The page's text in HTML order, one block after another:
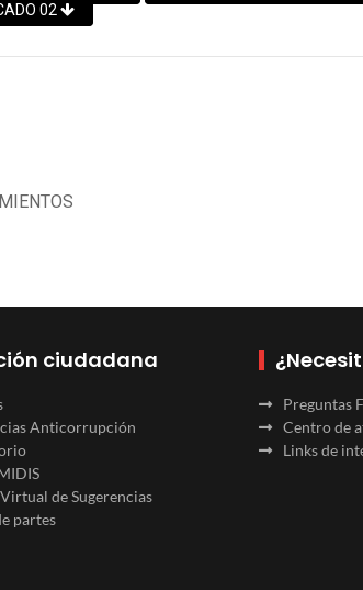
02
ciudadana
Anticorrupción
de Sugerencias
partes
Preguntas
Centro de
Links de